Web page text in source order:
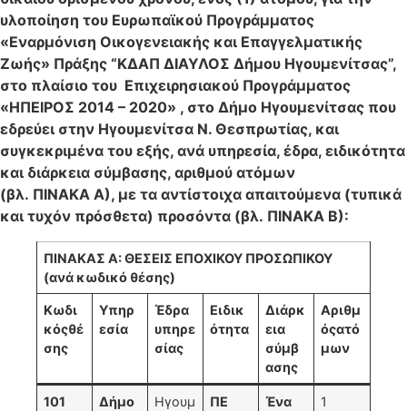
υλοποίηση του Ευρωπαϊκού Προγράμματος
«Εναρμόνιση Οικογενειακής και Επαγγελματικής
Ζωής» Πράξης “ΚΔΑΠ ΔΙΑΥΛΟΣ Δήμου Ηγουμενίτσας”,
στο πλαίσιο του Επιχειρησιακού Προγράμματος
«ΗΠΕΙΡΟΣ 2014 – 2020» , στο Δήμο Ηγουμενίτσας που
εδρεύει στην Ηγουμενίτσα Ν. Θεσπρωτίας, και
συγκεκριμένα του εξής, ανά υπηρεσία, έδρα, ειδικότητα
και διάρκεια σύμβασης, αριθμού ατόμων
(βλ. ΠΙΝΑΚΑ Α), με τα αντίστοιχα απαιτούμενα (τυπικά
και τυχόν πρόσθετα) προσόντα (βλ. ΠΙΝΑΚΑ Β):
ΠΙΝΑΚΑΣ Α: ΘΕΣΕΙΣ ΕΠΟΧΙΚΟΥ ΠΡΟΣΩΠΙΚΟΥ
(ανά κωδικό θέσης)
Κωδι
κόςθέ
σης
Υπηρ
εσία
Έδρα
υπηρε
σίας
Ειδικ
ότητα
Διάρκ
εια
σύμβ
ασης
Αριθμ
όςατό
μων
101
Δήμο
Ηγουμ
ΠΕ
Ένα
1